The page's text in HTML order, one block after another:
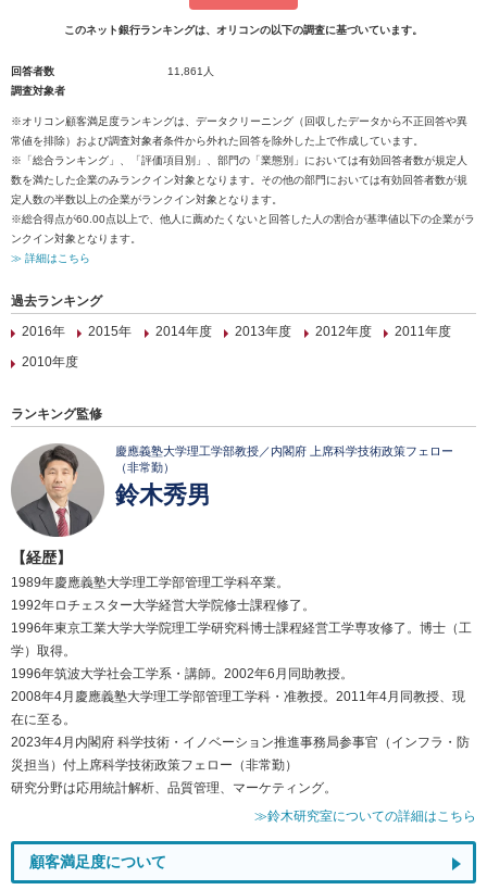
このネット銀行ランキングは、オリコンの以下の調査に基づいています。
回答者数
11,861人
調査対象者
※オリコン顧客満足度ランキングは、データクリーニング（回収したデータから不正回答や異
常値を排除）および調査対象者条件から外れた回答を除外した上で作成しています。
※「総合ランキング」、「評価項目別」、部門の「業態別」においては有効回答者数が規定人
数を満たした企業のみランクイン対象となります。その他の部門においては有効回答者数が規
定人数の半数以上の企業がランクイン対象となります。
※総合得点が60.00点以上で、他人に薦めたくないと回答した人の割合が基準値以下の企業がラ
ンクイン対象となります。
≫ 詳細はこちら
過去ランキング
2016年
2015年 2014年度 2013年度 2012年度
2011年度
2010年度
ランキング監修
慶應義塾大学理工学部教授／内閣府 上席科学技術政策フェロー
（非常勤）
鈴木秀男
【経歴】
1989年慶應義塾大学理工学部管理工学科卒業。
1992年ロチェスター大学経営大学院修士課程修了。
1996年東京工業大学大学院理工学研究科博士課程経営工学専攻修了。博士（工
学）取得。
1996年筑波大学社会工学系・講師。2002年6月同助教授。
2008年4月慶應義塾大学理工学部管理工学科・准教授。2011年4月同教授、現
在に至る。
2023年4月内閣府 科学技術・イノベーション推進事務局参事官（インフラ・防
災担当）付上席科学技術政策フェロー（非常勤）
研究分野は応用統計解析、品質管理、マーケティング。
≫鈴木研究室についての詳細はこちら
顧客満足度について